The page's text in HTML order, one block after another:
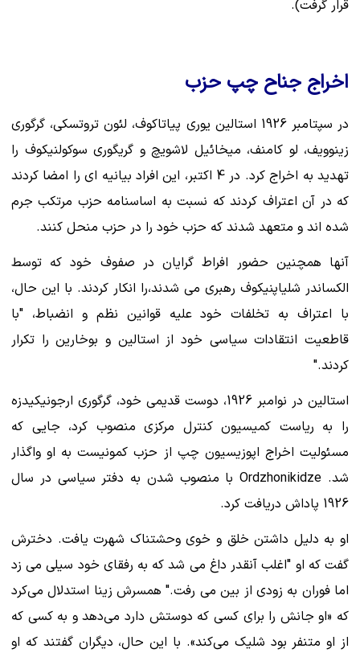
قرار گرفت).
اخراج جناح چپ حزب
در سپتامبر 1926 استالین یوری پیاتاکوف، لئون تروتسکی، گرگوری
زینوویف، لو کامنف، میخائیل لاشویچ و گریگوری سوکولنیکوف را
تهدید به اخراج کرد. در 4 اکتبر، این افراد بیانیه ای را امضا کردند
که در آن اعتراف کردند که نسبت به اساسنامه حزب مرتکب جرم
شده اند و متعهد شدند که حزب خود را در حزب منحل کنند.
آنها همچنین حضور افراط گرایان در صفوف خود که توسط
الکساندر شلیاپنیکوف رهبری می شدند،را انکار کردند. با این حال،
با اعتراف به تخلفات خود علیه قوانین نظم و انضباط، "با
قاطعیت انتقادات سیاسی خود از استالین و بوخارین را تکرار
کردند."
استالین در نوامبر 1926، دوست قدیمی خود، گرگوری ارجونیکیدزه
را به ریاست کمیسیون کنترل مرکزی منصوب کرد، جایی که
مسئولیت اخراج اپوزیسیون چپ از حزب کمونیست به او واگذار
شد. Ordzhonikidze با منصوب شدن به دفتر سیاسی در سال
1926 پاداش دریافت کرد.
او به دلیل داشتن خلق و خوی وحشتناک شهرت یافت. دخترش
گفت که او "اغلب آنقدر داغ می شد که به رفقای خود سیلی می زد
اما فوران به زودی از بین می رفت." همسرش زینا استدلال می‌کرد
که «او جانش را برای کسی که دوستش دارد می‌دهد و به کسی که
از او متنفر بود شلیک می‌کند». با این حال، دیگران گفتند که او